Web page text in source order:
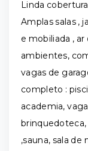
Linda
Amplas salas ,
e mobiliada ,
ambientes,
vagas de
completo :
academia,
,sauna, sala